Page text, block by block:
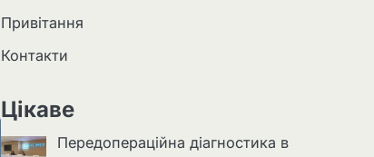
Привітання
Контакти
Цікаве
Передопераційна діагностика в